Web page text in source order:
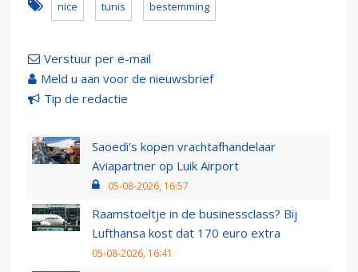
nice tunis bestemming
Verstuur per e-mail
Meld u aan voor de nieuwsbrief
Tip de redactie
Saoedi’s kopen vrachtafhandelaar
Aviapartner op Luik Airport
05-08-2026, 16:57
Raamstoeltje in de businessclass? Bij
Lufthansa kost dat 170 euro extra
05-08-2026, 16:41